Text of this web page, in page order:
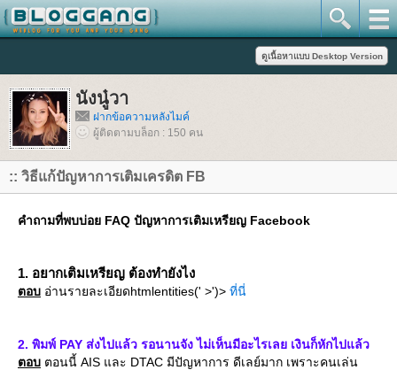
นังนู๋วา
ฝากข้อความหลังไมค์
ผู้ติดตามบล็อก : 150 คน
:: วิธีแก้ปัญหาการเติมเครดิต FB
คำถามที่พบบ่อย FAQ ปัญหาการเติมเหรียญ Facebook
1. อยากเติมเหรียญ ต้องทำยังไง
ตอบ อ่านรายละเอียดhtmlentities(' >')> ที่นี่
2. พิมพ์ PAY ส่งไปแล้ว รอนานจัง ไม่เห็นมีอะไรเลย เงินก็หักไปแล้ว
ตอบ ตอนนี้ AIS และ DTAC มีปัญหาการ ดีเลย์มาก เพราะคนเล่น